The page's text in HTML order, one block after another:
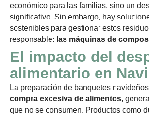
económico para las familias, sino un
significativo. Sin embargo, hay
sostenibles para gestionar estos
responsable: las máquinas de
El impacto del
alimentario en
La preparación de banquetes
compra excesiva de alimentos,
que no se consumen. Productos como